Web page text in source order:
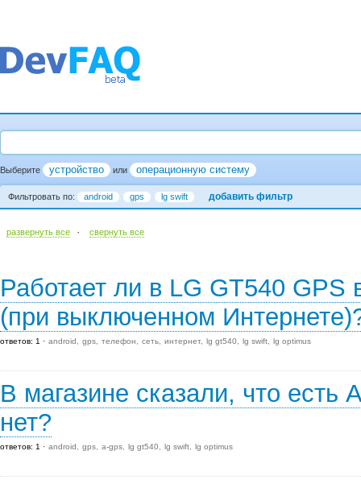
Выберите устройство или операционную систему
Фильтровать по: android gps lg swift добавить фильтр
развернуть все · cвернуть все
Работает ли в LG GT540
(при выключенном
ответов: 1 android gps телефон сеть интернет lg gt540 lg swift lg optimus
В магазине сказали, что есть
нет?
ответов: 1 android gps a-gps lg gt540 lg swift lg optimus